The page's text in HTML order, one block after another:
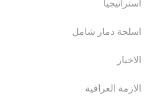
استراتيجيا
اسلحة دمار شامل
الاخبار
الازمة العراقية